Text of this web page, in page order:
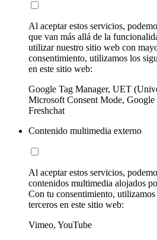
Al aceptar estos servicios,
que van más allá de la
utilizar nuestro sitio web con
consentimiento, utilizamos los
en este sitio web:
Google Tag Manager, UET
Microsoft Consent Mode,
Freshchat
Contenido multimedia externo
Al aceptar estos servicios,
contenidos multimedia alojados
Con tu consentimiento,
terceros en este sitio web:
Vimeo, YouTube